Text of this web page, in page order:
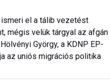
ismeri el a tálib vezetést
mégis velük tárgyal az afgán
György, a KDNP EP-
az uniós migrációs politika